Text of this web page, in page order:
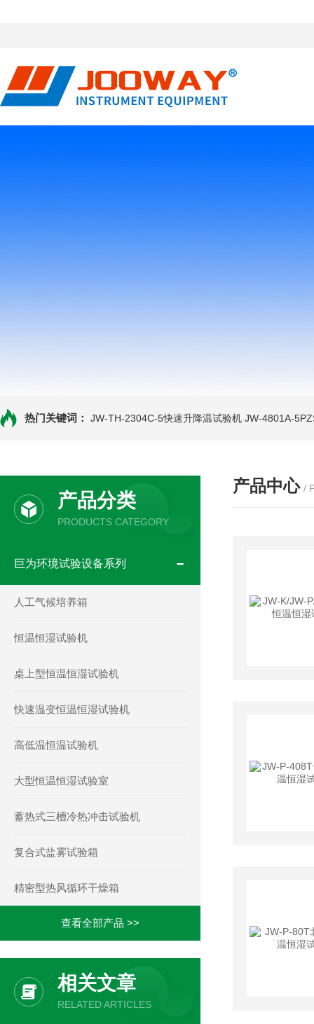
热门关键词： JW-TH-2304C-5快速升降温试验机 JW-4801A-
产品分类
PRODUCTS CATEGORY
巨为环境试验设备系列
人工气候培养箱
恒温恒湿试验机
桌上型恒温恒湿试验机
快速温变恒温恒湿试验机
高低温恒温试验机
大型恒温恒湿试验室
蓄热式三槽冷热冲击试验机
复合式盐雾试验箱
精密型热风循环干燥箱
查看全部产品 >>
相关文章
RELATED ARTICLES
产品中心 /